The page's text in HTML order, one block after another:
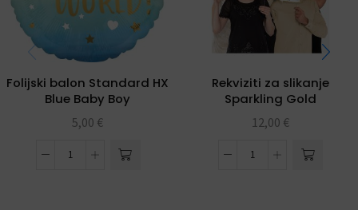
Folijski balon Standard HX
Blue Baby Boy
5,00 €
Rekviziti za slikanje
Sparkling Gold
Celebrations
12,00 €